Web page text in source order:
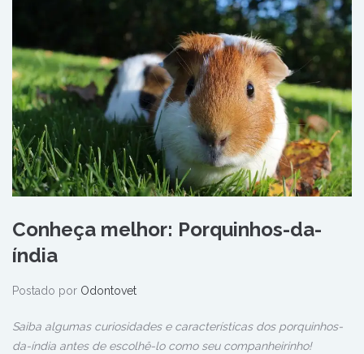
Conheça melhor: Porquinhos-da-
índia
Postado por Odontovet
Saiba algumas curiosidades e características dos porquinhos-
da-índia antes de escolhê-lo como seu companheirinho!